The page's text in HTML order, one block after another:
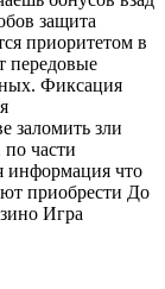
защита
приоритетом в
передовые
Фиксация
заломить зли
части
информация что
приобрести До
Игра